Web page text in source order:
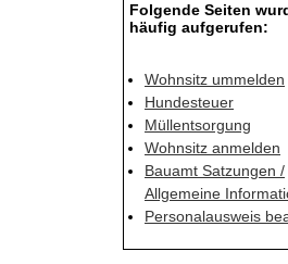
Folgende Seiten
häufig aufgerufen:
Wohnsitz ummelden
Hundesteuer
Müllentsorgung
Wohnsitz anmelden
Bauamt Satzungen /
Allgemeine
Personalausweis